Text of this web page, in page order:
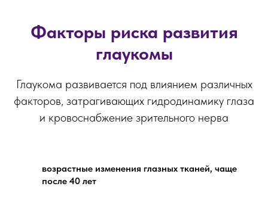
Факторы риска развития
глаукомы
Глаукома развивается под влиянием различных
факторов, затрагивающих гидродинамику глаза
и кровоснабжение зрительного нерва
возрастные изменения глазных тканей, чаще
после 40 лет